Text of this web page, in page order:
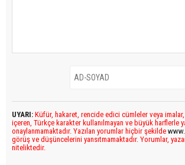
UYARI: Küfür, hakaret, rencide edici cümleler veya imalar,
içeren, Türkçe karakter kullanılmayan ve büyük harflerle
onaylanmamaktadır. Yazılan yorumlar hiçbir şekilde
görüş ve düşüncelerini yansıtmamaktadır. Yorumlar,
niteliktedir.